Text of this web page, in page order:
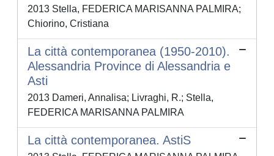
2013 Stella, FEDERICA MARISANNA PALMIRA;
Chiorino, Cristiana
La città contemporanea (1950-2010).
Alessandria Province di Alessandria e
Asti
2013 Dameri, Annalisa; Livraghi, R.; Stella,
FEDERICA MARISANNA PALMIRA
La città contemporanea. AstiS